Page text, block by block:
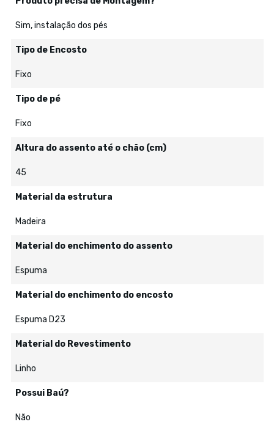
Sim, instalação dos pés
Tipo de Encosto
Fixo
Tipo de pé
Fixo
Altura do assento até o chão (cm)
45
Material da estrutura
Madeira
Material do enchimento do assento
Espuma
Material do enchimento do encosto
Espuma D23
Material do Revestimento
Linho
Possui Baú?
Não